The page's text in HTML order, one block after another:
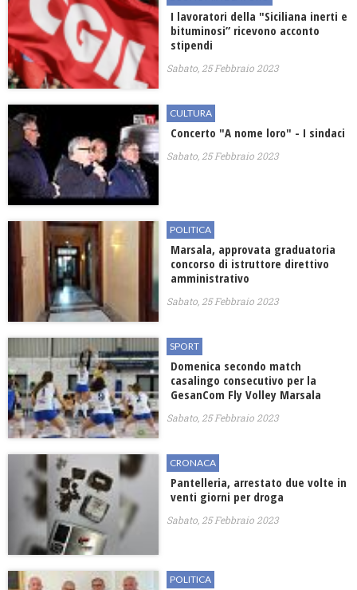
I lavoratori della "Siciliana inerti e
bituminosi” ricevono acconto
stipendi
Sabato, 25 Febbraio 2023
CULTURA
Concerto "A nome loro" - I sindaci
Sabato, 25 Febbraio 2023
POLITICA
Marsala, approvata graduatoria
concorso di istruttore direttivo
amministrativo
Sabato, 25 Febbraio 2023
SPORT
Domenica secondo match
casalingo consecutivo per la
GesanCom Fly Volley Marsala
Sabato, 25 Febbraio 2023
CRONACA
Pantelleria, arrestato due volte in
venti giorni per droga
Sabato, 25 Febbraio 2023
POLITICA